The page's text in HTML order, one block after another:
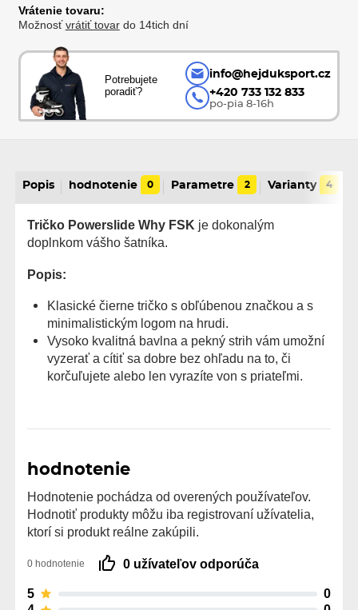
Vrátenie tovaru:
Možnosťvrátiť tovardo 14tich dní
Potrebujete
poradiť?
info@hejduksport.cz
+420 733 132 833
po-pia 8-16h
Popis hodnotenie 0 Parametre 2 Varianty 4
Tričko Powerslide Why FSK je dokonalým
doplnkom vášho šatníka.
Popis:
Klasické čierne tričko s obľúbenou značkou a s
minimalistickým logom na hrudi.
Vysoko kvalitná bavlna a pekný strih vám umožní
vyzerať a cítiť sa dobre bez ohľadu na to, či
korčuľujete alebo len vyrazíte von s priateľmi.
hodnotenie
Hodnotenie pochádza od overených používateľov.
Hodnotiť produkty môžu iba registrovaní užívatelia,
ktorí si produkt reálne zakúpili.
0 hodnotenie 0 užívateľov odporúča
5
0